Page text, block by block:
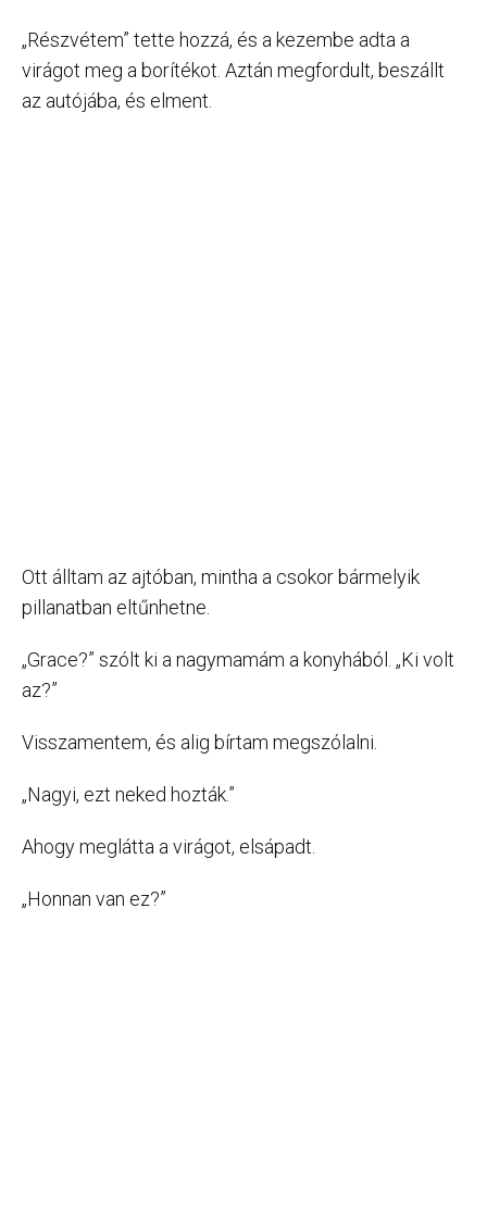
„Részvétem” tette hozzá, és a kezembe adta a
virágot meg a borítékot. Aztán megfordult, beszállt
az autójába, és elment.
Ott álltam az ajtóban, mintha a csokor bármelyik
pillanatban eltűnhetne.
„Grace?” szólt ki a nagymamám a konyhából. „Ki volt
az?”
Visszamentem, és alig bírtam megszólalni.
„Nagyi, ezt neked hozták.”
Ahogy meglátta a virágot, elsápadt.
„Honnan van ez?”